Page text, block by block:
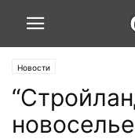
Новости